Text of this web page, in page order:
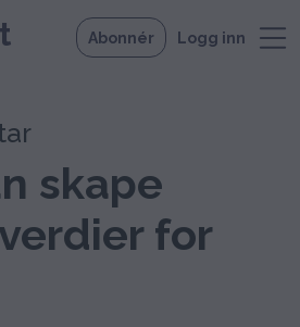
Abonnér Logg inn
skape
for